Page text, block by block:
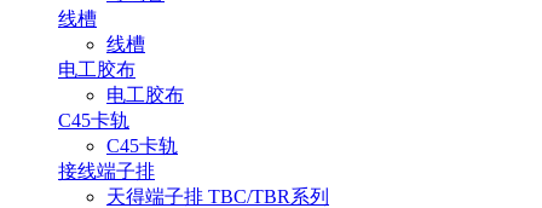
线槽
线槽
电工胶布
电工胶布
C45卡轨
C45卡轨
接线端子排
天得端子排 TBC/TBR系列